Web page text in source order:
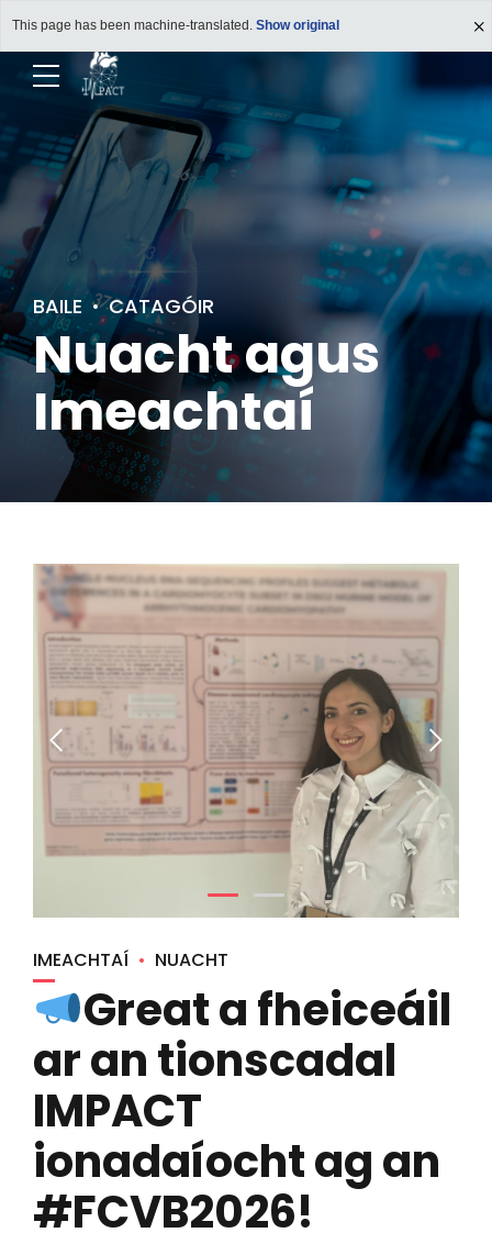
This page has been machine-translated. Show original
BAILE CATAGÓIR
Nuacht agus
Imeachtaí
IMEACHTAÍ NUACHT
Great a fheiceáil
ar an tionscadal
IMPACT
ionadaíocht ag an
#FCVB2026!